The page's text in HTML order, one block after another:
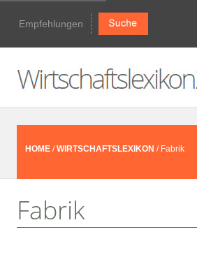
Empfehlungen
HOME /WIRTSCHAFTSLEXIKON / Fabrik
Fabrik